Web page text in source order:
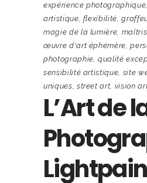
expérience photographique,
artistique, flexibilité,
magie de la lumière,
œuvre d'art éphémère,
photographie,qualité
sensibilité artistique, site
uniques, street art, vision
L’Art de